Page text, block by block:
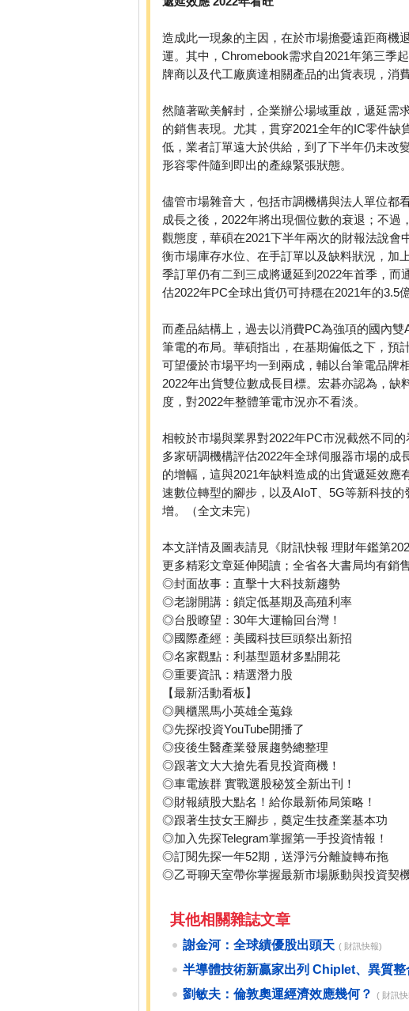
造成此一現象的主因，在於市場擔憂遠距商機
運。其中，Chromebook需求自2021年第三季
牌商以及代工廠廣達相關產品的出貨表現，消
然隨著歐美解封，企業辦公場域重啟，遞延需
的銷售表現。尤其，貫穿2021全年的IC零件
低，業者訂單遠大於供給，到了下半年仍未改
形容零件隨到即出的產線緊張狀態。
儘管市場雜音大，包括市調機構與法人單位都
成長之後，2022年將出現個位數的衰退；不
觀態度，華碩在2021下半年兩次的財報法說會
衡市場庫存水位、在手訂單以及缺料狀況，加
季訂單仍有二到三成將遞延到2022年首季，
估2022年PC全球出貨仍可持穩在2021年的3.5
而產品結構上，過去以消費PC為強項的國內
筆電的布局。華碩指出，在基期偏低之下，預
可望優於市場平均一到兩成，輔以台筆電品牌
2022年出貨雙位數成長目標。宏碁亦認為，
度，對2022年整體筆電市況亦不看淡。
相較於市場與業界對2022年PC市況截然不同
多家研調機構評估2022年全球伺服器市場的成
的增幅，這與2021年缺料造成的出貨遞延效
速數位轉型的腳步，以及AIoT、5G等新科技
增。（全文未完）
本文詳情及圖表請見《財訊快報 理財年鑑第
更多精彩文章延伸閱讀；全省各大書局均有銷售
◎封面故事：直擊十大科技新趨勢
◎老謝開講：鎖定低基期及高殖利率
◎台股瞭望：30年大運輸回台灣！
◎國際產經：美國科技巨頭祭出新招
◎名家觀點：利基型題材多點開花
◎重要資訊：精選潛力股
【最新活動看板】
◎興櫃黑馬小英雄全蒐錄
◎先探i投資YouTube開播了
◎疫後生醫產業發展趨勢總整理
◎跟著文大大搶先看見投資商機！
◎車電族群 實戰選股秘笈全新出刊！
◎財報績股大點名！給你最新佈局策略！
◎跟著生技女王腳步，奠定生技產業基本功
◎加入先探Telegram掌握第一手投資情報！
◎訂閱先探一年52期，送淨污分離旋轉布拖
◎乙哥聊天室帶你掌握最新市場脈動與投資契機
其他相關雜誌文章
謝金河：全球績優股出頭天 ( 財訊快報)
半導體技術新贏家出列 Chiplet、異質
劉敏夫：倫敦奧運經濟效應幾何？ ( 財訊